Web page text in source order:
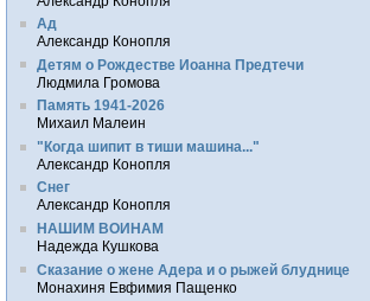
Ад
Александр Конопля
Детям о Рождестве Иоанна Предтечи
Людмила Громова
Память 1941-2026
Михаил Малеин
"Когда шипит в тиши машина..."
Александр Конопля
Снег
Александр Конопля
НАШИМ ВОИНАМ
Надежда Кушкова
Сказание о жене Адера и о рыжей блуднице
Монахиня Евфимия Пащенко